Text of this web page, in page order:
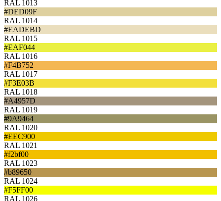
RAL 1013
#DED09F
RAL 1014
#EADEBD
RAL 1015
#EAF044
RAL 1016
#F4B752
RAL 1017
#F3E03B
RAL 1018
#A4957D
RAL 1019
#9A9464
RAL 1020
#EEC900
RAL 1021
#f2bf00
RAL 1023
#b89650
RAL 1024
#F5FF00
RAL 1026